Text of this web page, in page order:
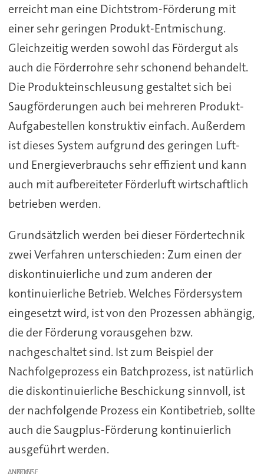
erreicht man eine Dichtstrom-Förderung mit
einer sehr geringen Produkt-Entmischung.
Gleichzeitig werden sowohl das Fördergut als
auch die Förderrohre sehr schonend behandelt.
Die Produkteinschleusung gestaltet sich bei
Saugförderungen auch bei mehreren Produkt-
Aufgabestellen konstruktiv einfach. Außerdem
ist dieses System aufgrund des geringen Luft-
und Energieverbrauchs sehr effizient und kann
auch mit aufbereiteter Förderluft wirtschaftlich
betrieben werden.
Grundsätzlich werden bei dieser Fördertechnik
zwei Verfahren unterschieden: Zum einen der
diskontinuierliche und zum anderen der
kontinuierliche Betrieb. Welches Fördersystem
eingesetzt wird, ist von den Prozessen abhängig,
die der Förderung vorausgehen bzw.
nachgeschaltet sind. Ist zum Beispiel der
Nachfolgeprozess ein Batchprozess, ist natürlich
die diskontinuierliche Beschickung sinnvoll, ist
der nachfolgende Prozess ein Kontibetrieb, sollte
auch die Saugplus-Förderung kontinuierlich
ausgeführt werden.